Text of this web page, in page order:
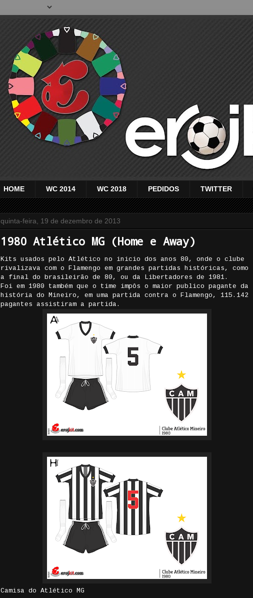
HOME WC 2014 WC 2018 PEDIDOS TWITTER
quinta-feira, 19 de dezembro de 2013
1980 Atlético MG (Home e Away)
Kits usados pelo Atlético no inicio dos anos 80, onde o clube
rivalizava com o Flamengo em grandes partidas históricas, como
a final do brasileirão de 80, ou da Libertadores de 1981.
Foi em 1980 também que o time impôs o maior publico pagante da
história do Mineiro, em uma partida contra o Flamengo, 115.142
pagantes assistiram a partida.
Camisa do Atlético MG